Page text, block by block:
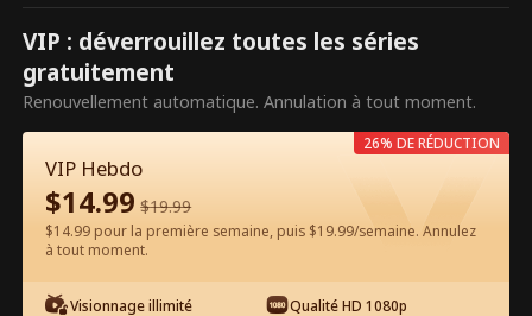
Ce sont des épisodes payants.
Débloquez pour regarder.
Regarder gratuitement sur l'App
VIP : déverrouillez toutes les séries
gratuitement
Renouvellement automatique. Annulation à tout moment.
VIP Hebdo
$14.99 $19.99
$14.99 pour la première semaine, puis $19.99/semaine. Annulez
à tout moment.
Visionnage illimité Qualité HD 1080p
26% DE RÉDUCTION